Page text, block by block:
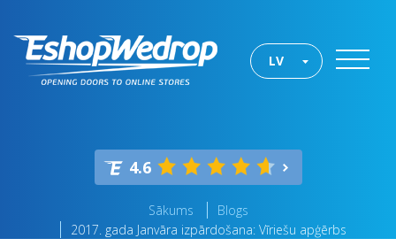
LV
4.6
Sākums
Blogs
2017. gada Janvāra izpārdošana: Vīriešu apģērbs